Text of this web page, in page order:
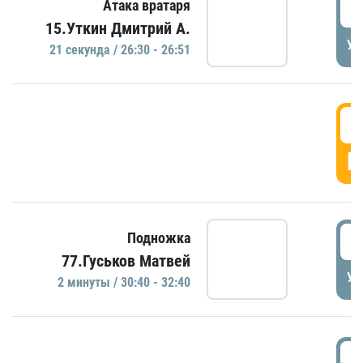
Атака вратаря
15.Уткин Дмитрий А.
21 секундa / 26:30 - 26:51
Подножка
77.Гуськов Матвей
2 минуты / 30:40 - 32:40